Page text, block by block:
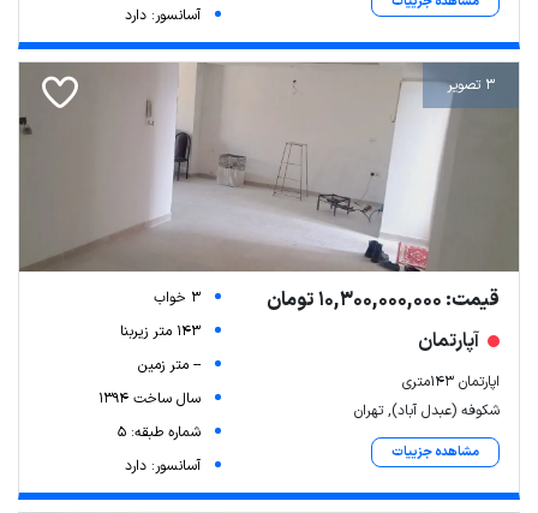
آسانسور: دارد
3 تصویر
قیمت: 10,300,000,000 تومان
آپارتمان
اپارتمان ۱۴۳متری
شکوفه (عبدل آباد), تهران
مشاهده جزییات
3 خواب
143 متر زیربنا
-- متر زمین
سال ساخت 1394
شماره طبقه: 5
آسانسور: دارد